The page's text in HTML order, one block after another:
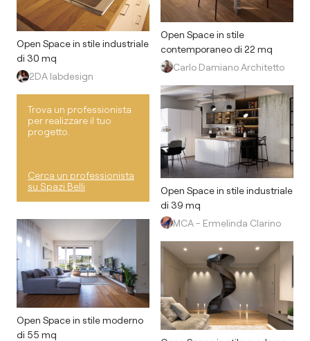
Open Space in stile industriale
di 30 mq
2DA labdesign
Trova un professionista
per realizzare il tuo
progetto.
Cerca un professionista
su Spazi Belli
Open Space in stile moderno
di 55 mq
Open Space in stile
contemporaneo di 22 mq
Carlo Damiano Architetto
Open Space in stile industriale
di 39 mq
MCA - Ermelinda Clarino